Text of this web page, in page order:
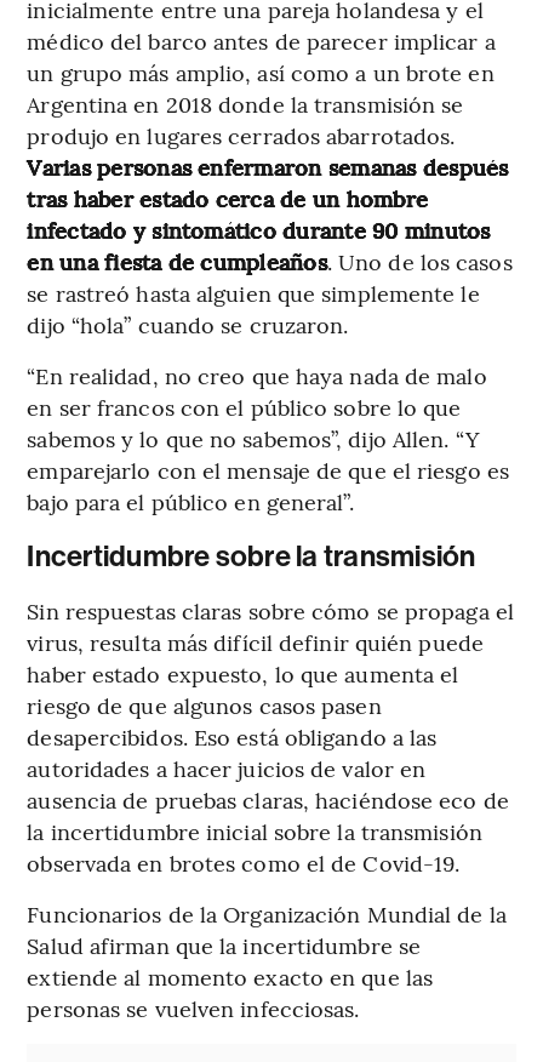
inicialmente entre una pareja holandesa y el
médico del barco antes de parecer implicar a
un grupo más amplio, así como a un brote en
Argentina en 2018 donde la transmisión se
produjo en lugares cerrados abarrotados.
Varias personas enfermaron semanas después
tras haber estado cerca de un hombre
infectado y sintomático durante 90 minutos
en una fiesta de cumpleaños. Uno de los casos
se rastreó hasta alguien que simplemente le
dijo “hola” cuando se cruzaron.
“En realidad, no creo que haya nada de malo
en ser francos con el público sobre lo que
sabemos y lo que no sabemos”, dijo Allen. “Y
emparejarlo con el mensaje de que el riesgo es
bajo para el público en general”.
Incertidumbre sobre la transmisión
Sin respuestas claras sobre cómo se propaga el
virus, resulta más difícil definir quién puede
haber estado expuesto, lo que aumenta el
riesgo de que algunos casos pasen
desapercibidos. Eso está obligando a las
autoridades a hacer juicios de valor en
ausencia de pruebas claras, haciéndose eco de
la incertidumbre inicial sobre la transmisión
observada en brotes como el de Covid-19.
Funcionarios de la Organización Mundial de la
Salud afirman que la incertidumbre se
extiende al momento exacto en que las
personas se vuelven infecciosas.